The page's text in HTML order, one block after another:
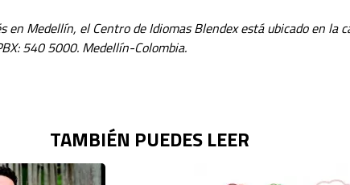
en Medellín, el Centro de Idiomas Blendex está ubicado en la
540 5000. Medellín-Colombia.
TAMBIÉN PUEDES LEER